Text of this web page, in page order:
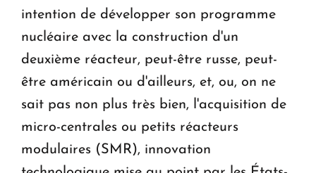
intention de développer son programme
nucléaire avec la construction d'un
deuxième réacteur, peut-être russe, peut-
être américain ou d'ailleurs, et, ou, on ne
sait pas non plus très bien, l'acquisition de
micro-centrales ou petits réacteurs
modulaires (SMR), innovation